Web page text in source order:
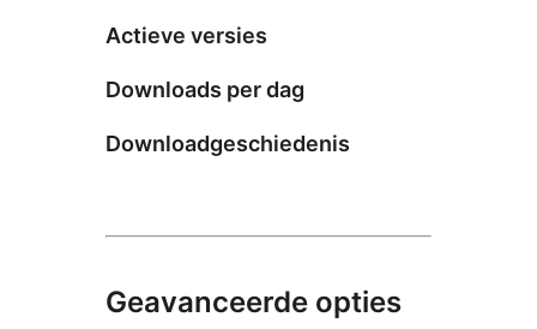
Actieve versies
Downloads per dag
Downloadgeschiedenis
Geavanceerde opties